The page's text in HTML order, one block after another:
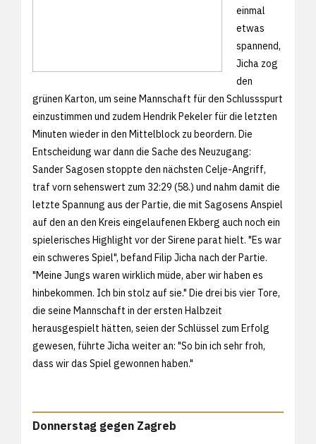
einmal
etwas
spannend,
Jicha zog
den
grünen Karton, um seine Mannschaft für den Schlussspurt
einzustimmen und zudem Hendrik Pekeler für die letzten
Minuten wieder in den Mittelblock zu beordern. Die
Entscheidung war dann die Sache des Neuzugang:
Sander Sagosen stoppte den nächsten Celje-Angriff,
traf vorn sehenswert zum 32:29 (58.) und nahm damit die
letzte Spannung aus der Partie, die mit Sagosens Anspiel
auf den an den Kreis eingelaufenen Ekberg auch noch ein
spielerisches Highlight vor der Sirene parat hielt. "Es war
ein schweres Spiel", befand Filip Jicha nach der Partie.
"Meine Jungs waren wirklich müde, aber wir haben es
hinbekommen. Ich bin stolz auf sie." Die drei bis vier Tore,
die seine Mannschaft in der ersten Halbzeit
herausgespielt hätten, seien der Schlüssel zum Erfolg
gewesen, führte Jicha weiter an: "So bin ich sehr froh,
dass wir das Spiel gewonnen haben."
Donnerstag gegen Zagreb